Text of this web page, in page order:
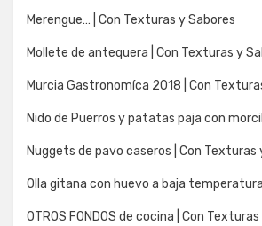
Merengue… | Con Texturas y Sabores
Mollete de antequera | Con Texturas y
Murcia Gastronomíca 2018 | Con
Nido de Puerros y patatas paja con
Nuggets de pavo caseros | Con Texturas
Olla gitana con huevo a baja temperatura
OTROS FONDOS de cocina | Con